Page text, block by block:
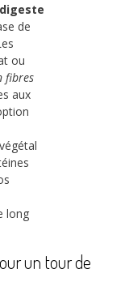
de
ou
fibres
aux
long
un tour de